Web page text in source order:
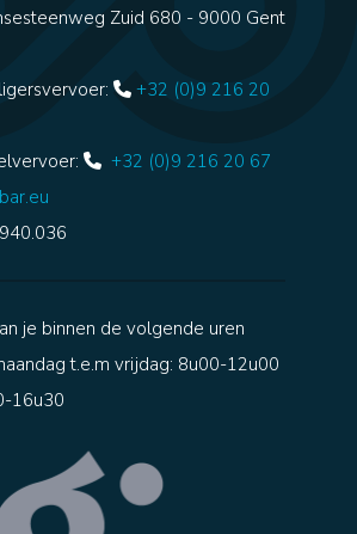
Zuid 680 - 9000 Gent
+32 (0)9 216 20
+32 (0)9 216 20 67
je binnen de volgende uren
t.e.m vrijdag: 8u00-12u00
16u30